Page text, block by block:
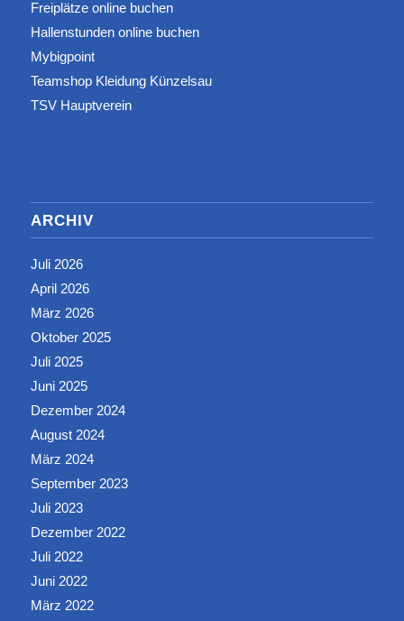
Freiplätze online buchen
Hallenstunden online buchen
Mybigpoint
Teamshop Kleidung Künzelsau
TSV Hauptverein
ARCHIV
Juli 2026
April 2026
März 2026
Oktober 2025
Juli 2025
Juni 2025
Dezember 2024
August 2024
März 2024
September 2023
Juli 2023
Dezember 2022
Juli 2022
Juni 2022
März 2022